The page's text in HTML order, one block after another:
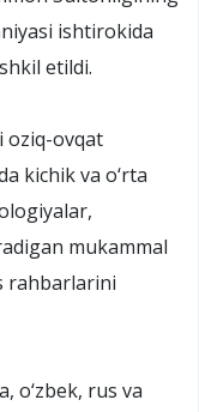
ishtirokida
etildi.
oziq-ovqat
kichik va o‘rta
mukammal
rahbarlarini
o‘zbek, rus va